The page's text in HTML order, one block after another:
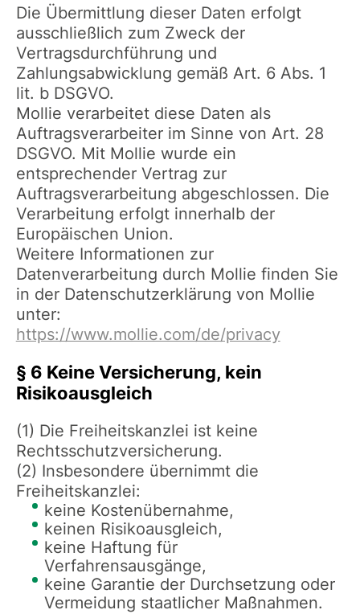
Die Übermittlung dieser Daten erfolgt
ausschließlich zum Zweck der
Vertragsdurchführung und
Zahlungsabwicklung gemäß Art. 6 Abs. 1
lit. b DSGVO.
Mollie verarbeitet diese Daten als
Auftragsverarbeiter im Sinne von Art. 28
DSGVO. Mit Mollie wurde ein
entsprechender Vertrag zur
Auftragsverarbeitung abgeschlossen. Die
Verarbeitung erfolgt innerhalb der
Europäischen Union.
Weitere Informationen zur
Datenverarbeitung durch Mollie finden Sie
in der Datenschutzerklärung von Mollie
unter:
https://www.mollie.com/de/privacy
§ 6 Keine Versicherung, kein
Risikoausgleich
(1) Die Freiheitskanzlei ist keine
Rechtsschutzversicherung.
(2) Insbesondere übernimmt die
Freiheitskanzlei:
keine Kostenübernahme,
keinen Risikoausgleich,
keine Haftung für
Verfahrensausgänge,
keine Garantie der Durchsetzung oder
Vermeidung staatlicher Maßnahmen.